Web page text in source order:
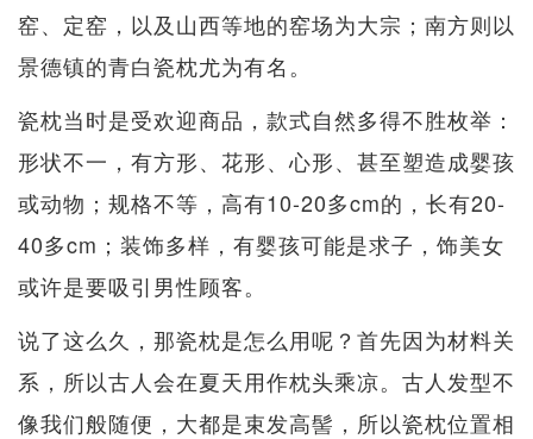
窑、定窑，以及山西等地的窑场为大宗；南方则以
景德镇的青白瓷枕尤为有名。
瓷枕当时是受欢迎商品，款式自然多得不胜枚举：
形状不一，有方形、花形、心形、甚至塑造成婴孩
或动物；规格不等，高有10-20多cm的，长有20-
40多cm；装饰多样，有婴孩可能是求子，饰美女
或许是要吸引男性顾客。
说了这么久，那瓷枕是怎么用呢？首先因为材料关
系，所以古人会在夏天用作枕头乘凉。古人发型不
像我们般随便，大都是束发高髻，所以瓷枕位置相